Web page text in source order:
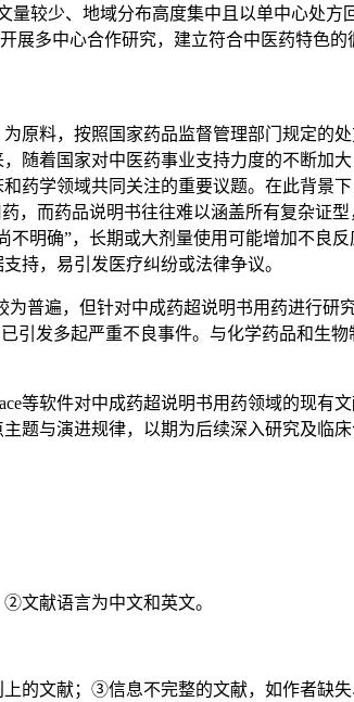
较少、地域分布高度集中且以单中心处
展多中心合作研究，建立符合中医药特色的
原料，按照国家药品监督管理部门规定的
随着国家对中医药事业支持力度的不断
药学领域共同关注的重要议题。在此背景
，而药品说明书往往难以涵盖所有复杂
不明确”，长期或大剂量使用可能增加不
持，易引发医疗纠纷或法律争议。
普遍，但针对中成药超说明书用药进行
引发多起严重不良事件。与化学药品和生
等软件对中成药超说明书用药领域的现
题与演进规律，以期为后续深入研究及临床
文献语言为中文和英文。
的文献；③信息不完整的文献，如作者缺